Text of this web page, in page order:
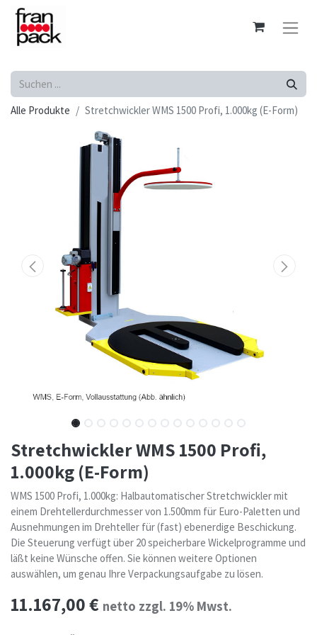
Alle Produkte Stretchwickler WMS 1500 Profi, 1.000kg (E-Form)
Stretchwickler WMS 1500 Profi,
1.000kg (E-Form)
WMS 1500 Profi, 1.000kg: Halbautomatischer Stretchwickler mit
einem Drehtellerdurchmesser von 1.500mm für Euro-Paletten und
Ausnehmungen im Drehteller für (fast) ebenerdige Beschickung.
Die Steuerung verfügt über 20 speicherbare Wickelprogramme und
läßt keine Wünsche offen. Sie können weitere Optionen
auswählen, um genau Ihre Verpackungsaufgabe zu lösen.
11.167,00€ netto zzgl. 19% Mwst.